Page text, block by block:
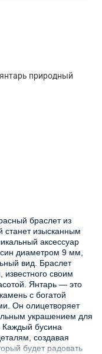
природный
браслет из
станет изысканным
аксессуар
диаметром 9 мм,
вид. Браслет
известного своим
Янтарь — это
с богатой
Он олицетворяет
украшением для
Каждый бусина
создавая
будет радовать